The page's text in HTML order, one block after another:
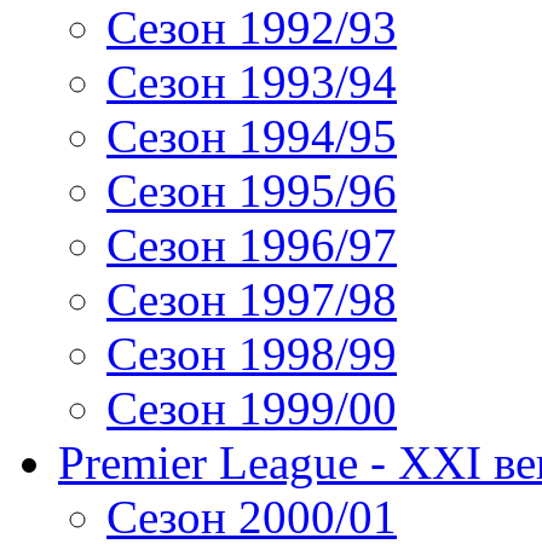
Сезон 1992/93
Сезон 1993/94
Сезон 1994/95
Сезон 1995/96
Сезон 1996/97
Сезон 1997/98
Сезон 1998/99
Сезон 1999/00
Premier League - XXI
Сезон 2000/01